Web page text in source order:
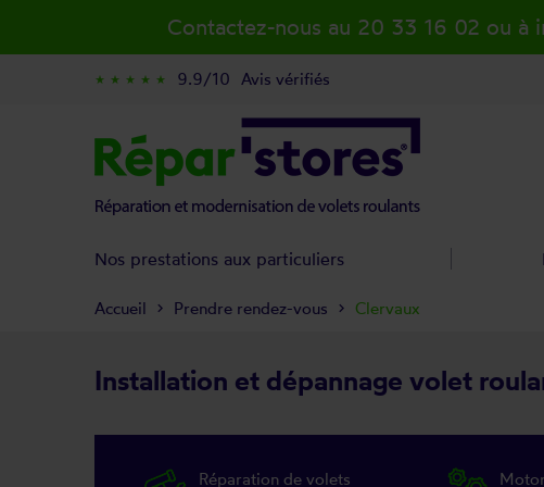
Installation et dépannage volet
Réparation de volets
Accueil Prendre rendez-vous Clervaux
Contactez-nous au 20 33 16 02 ou à
star_rate star_rate star_rate star_rate star_rate 9.9/10 Avis vérifiés
Nos prestations aux particuliers